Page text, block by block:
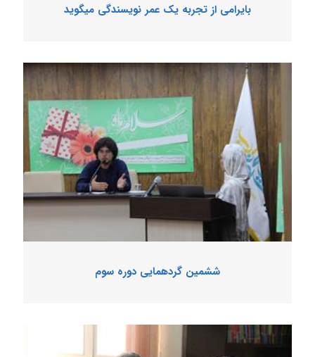
بایرامی از تجربه یک عمر نویسندگی میگوید
ششمین گردهمایی دوره سوم